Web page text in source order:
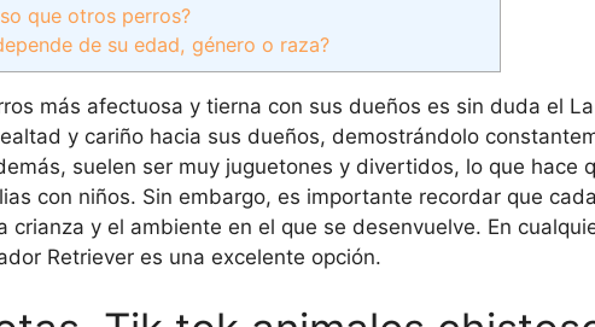
que otros perros?
de su edad, género o raza?
más afectuosa y tierna con sus dueños es sin duda el
y cariño hacia sus dueños, demostrándolo
suelen ser muy juguetones y divertidos, lo que hace
con niños. Sin embargo, es importante recordar que
y el ambiente en el que se desenvuelve. En
Retriever es una excelente opción.